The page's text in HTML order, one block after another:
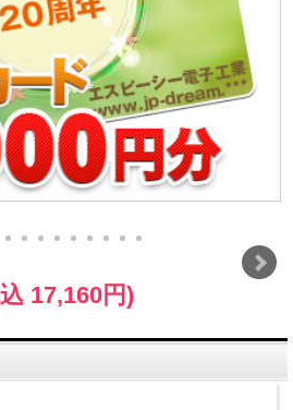
17,160円)